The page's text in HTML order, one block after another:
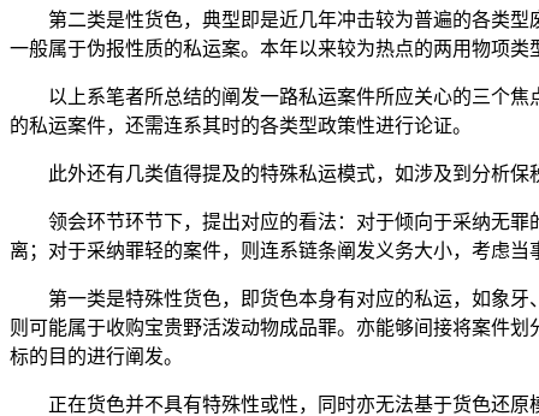
第二类是性货色，典型即是近几年冲击较为普遍的各类型
一般属于伪报性质的私运案。本年以来较为热点的两用物项
以上系笔者所总结的阐发一路私运案件所应关心的三个焦
的私运案件，还需连系其时的各类型政策性进行论证。
此外还有几类值得提及的特殊私运模式，如涉及到分析保
领会环节环节下，提出对应的看法：对于倾向于采纳无罪
离；对于采纳罪轻的案件，则连系链条阐发义务大小，考虑
第一类是特殊性货色，即货色本身有对应的私运，如象牙
则可能属于收购宝贵野活泼动物成品罪。亦能够间接将案件
标的目的进行阐发。
正在货色并不具有特殊性或性，同时亦无法基于货色还原